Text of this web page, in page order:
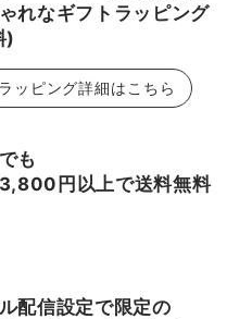
れなギフトラッピング
)
ラッピング詳細はこちら
も
円以上で送料無料
配信設定で限定の